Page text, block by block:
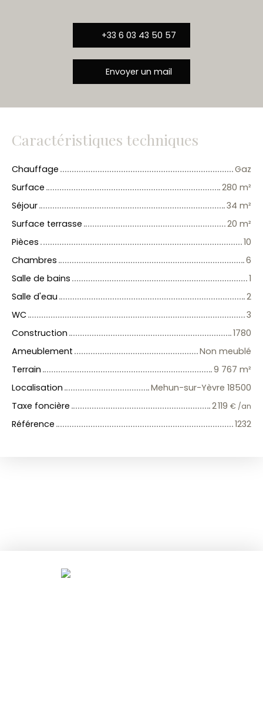
+33 6 03 43 50 57
Envoyer un mail
Caractéristiques techniques
Chauffage
Gaz
Surface
280 m²
Séjour
34 m²
Surface terrasse
20 m²
Pièces
10
Chambres
6
Salle de bains
1
Salle d'eau
2
WC
3
Construction
1780
Ameublement
Non meublé
Terrain
9 767 m²
Localisation
Mehun-sur-Yèvre 18500
Taxe foncière
2 119 € /an
Référence 1232